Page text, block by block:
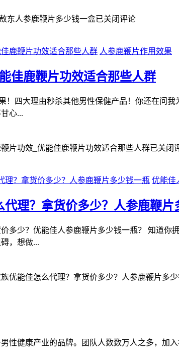
东人参鹿鞭片多少钱一盒已关闭评论
人参鹿鞭片作用效果
佳鹿鞭片功效适合那些人群
！四大理由秒杀其他男性保健产品！你还在问
心...
鞭片功效_优能佳鹿鞭片功效适合那些人群已关闭
优能佳
代理？拿货价多少？人参鹿鞭片
多少？优能佳人参鹿鞭片多少钱一瓶？ 知道
，想做...
优能佳怎么代理？拿货价多少？人参鹿鞭片多
性健康产业的品牌。团队人数数万人之多，加入